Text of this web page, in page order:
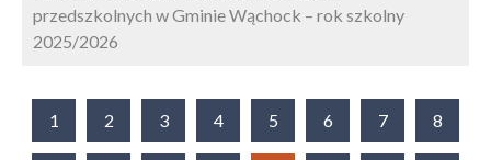
przedszkolnych w Gminie Wąchock – rok szkolny
2025/2026
1 2 3 4 5 6 7 8